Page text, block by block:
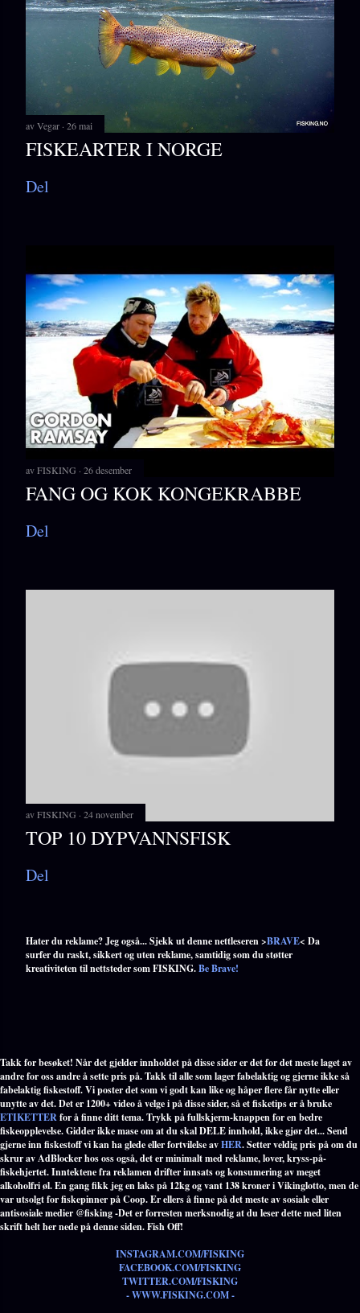
avVegar 26 mai
FISKEARTER I NORGE
Del
avFISKING 26 desember
FANG OG KOK KONGEKRABBE
Del
avFISKING 24 november
TOP 10 DYPVANNSFISK
Del
Hater du reklame? Jeg også... Sjekk ut denne nettleseren >BRAVE< Da
surfer du raskt, sikkert og uten reklame, samtidig som du støtter
kreativiteten til nettsteder som FISKING.Be Brave!
Takk for besøket! Når det gjelder innholdet på disse sider er det for det meste laget av
andre for oss andre å sette pris på. Takk til alle som lager fabelaktig og gjerne ikke så
fabelaktig fiskestoff. Vi poster det som vi godt kan like og håper flere får nytte eller
unytte av det. Det er 1200+ video å velge i på disse sider, så et fisketips er å bruke
ETIKETTERfor å finne ditt tema. Trykk på fullskjerm-knappen for en bedre
fiskeopplevelse. Gidder ikke mase om at du skal DELE innhold, ikke gjør det... Send
gjerne inn fiskestoff vi kan ha glede eller fortvilelse avHER. Setter veldig pris på om du
skrur av AdBlocker hos oss også, det er minimalt med reklame, lover, kryss-på-
fiskehjertet. Inntektene fra reklamen drifter innsats og konsumering av meget
alkoholfri øl. En gang fikk jeg en laks på 12kg og vant 138 kroner i Vikinglotto, men de
var utsolgt for fiskepinner på Coop. Er ellers å finne på det meste av sosiale eller
antisosiale medier @fisking -Det er forresten merksnodig at du leser dette med liten
skrift helt her nede på denne siden. Fish Off!
INSTAGRAM.COM/FISKING
FACEBOOK.COM/FISKING
TWITTER.COM/FISKING
- WWW.FISKING.COM -